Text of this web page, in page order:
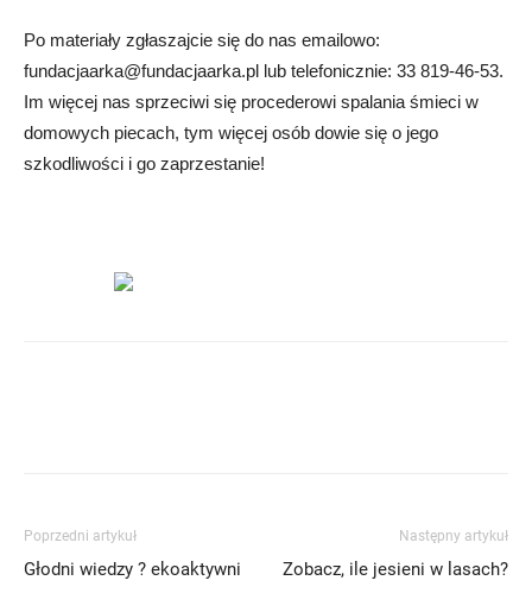
Po materiały zgłaszajcie się do nas emailowo:
fundacjaarka@fundacjaarka.pl lub telefonicznie: 33 819-46-53.
Im więcej nas sprzeciwi się procederowi spalania śmieci w
domowych piecach, tym więcej osób dowie się o jego
szkodliwości i go zaprzestanie!
Poprzedni artykuł
Głodni wiedzy ? ekoaktywni
Następny artykuł
Zobacz, ile jesieni w lasach?